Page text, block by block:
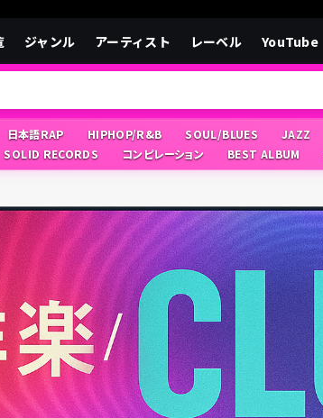
ジャンル アーティスト レーベル YouTube
日本語RAP HIPHOP/R&B SOUL/BLUES JAZZ
SOLID RECORDS コンピレーション BEST ALBUM